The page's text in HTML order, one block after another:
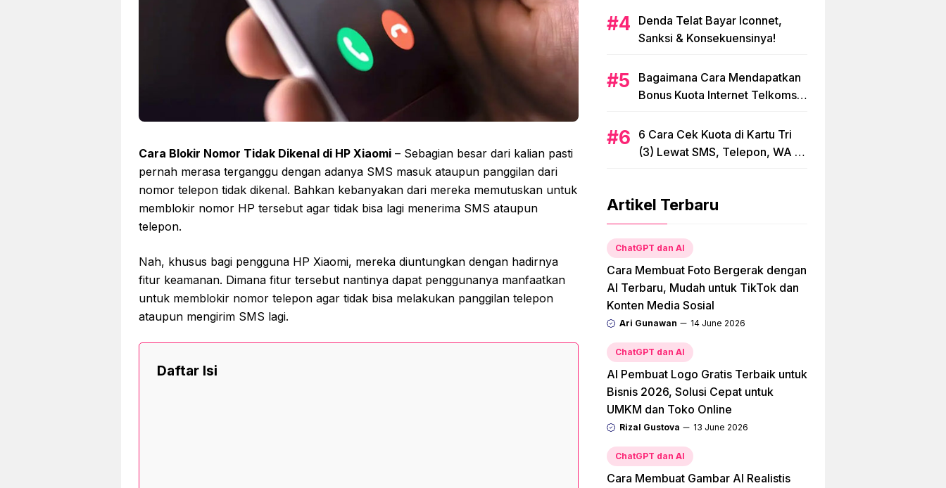
Cara Blokir Nomor Tidak Dikenal di HP Xiaomi – Sebagian besar dari kalian pasti
pernah merasa terganggu dengan adanya SMS masuk ataupun panggilan dari
nomor telepon tidak dikenal. Bahkan kebanyakan dari mereka memutuskan untuk
memblokir nomor HP tersebut agar tidak bisa lagi menerima SMS ataupun
telepon.
Nah, khusus bagi pengguna HP Xiaomi, mereka diuntungkan dengan hadirnya
fitur keamanan. Dimana fitur tersebut nantinya dapat penggunanya manfaatkan
untuk memblokir nomor telepon agar tidak bisa melakukan panggilan telepon
ataupun mengirim SMS lagi.
Daftar Isi
Denda Telat Bayar Iconnet,
Sanksi & Konsekuensinya!
Bagaimana Cara Mendapatkan
Bonus Kuota Internet Telkomsel
6 Cara Cek Kuota di Kartu Tri
(3) Lewat SMS, Telepon, WA &
Artikel Terbaru
ChatGPT dan AI
Cara Membuat Foto Bergerak dengan
AI Terbaru, Mudah untuk TikTok dan
Konten Media Sosial
Ari Gunawan 14 June 2026
ChatGPT dan AI
AI Pembuat Logo Gratis Terbaik untuk
Bisnis 2026, Solusi Cepat untuk
UMKM dan Toko Online
Rizal Gustova 13 June 2026
ChatGPT dan AI
Cara Membuat Gambar AI Realistis